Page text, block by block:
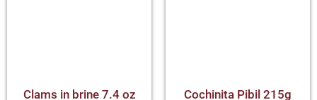
Clams in brine 7.4 oz Cochinita Pibil 215g